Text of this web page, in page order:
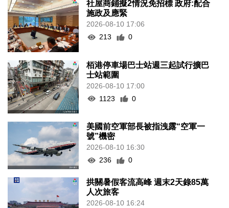
社屋商鋪擬2情況免招標 政府:配合
施政及應緊
2026-08-10 17:06
213
0
栢港停車場巴士站週三起試行擴巴
士站範圍
2026-08-10 17:00
1123
0
美國前空軍部長被指洩露“空軍一
號”機密
2026-08-10 16:30
236
0
拱關暑假客流高峰 週末2天錄85萬
人次旅客
2026-08-10 16:24